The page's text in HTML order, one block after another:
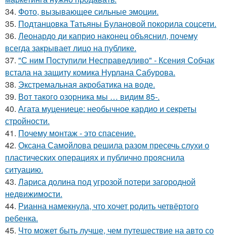
34. Фото, вызывающее сильные эмоции.
35. Подтанцовка Татьяны Булановой покорила соцсети.
36. Леонардо ди каприо наконец объяснил, почему
всегда закрывает лицо на публике.
37. "С ним Поступили Несправедливо" - Ксения Собчак
встала на защиту комика Нурлана Сабурова.
38. Экстремальная акробатика на воде.
39. Вот такого озорника мы … видим 85-.
40. Агата муцениеце: необычное кардио и секреты
стройности.
41. Почему монтаж - это спасение.
42. Оксана Самойлова решила разом пресечь слухи о
пластических операциях и публично прояснила
ситуацию.
43. Лариса долина под угрозой потери загородной
недвижимости.
44. Рианна намекнула, что хочет родить четвёртого
ребенка.
45. Что может быть лучше, чем путешествие на авто со